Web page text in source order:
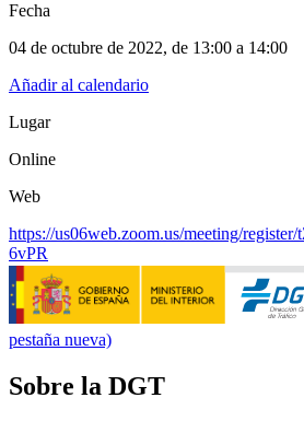
Fecha
04 de octubre de 2022, de 13:00 a 14:00
Añadir al calendario
Lugar
Online
Web
https://us06web.zoom.us/meeting/
6vPR​
pestaña nueva)
Sobre la DGT